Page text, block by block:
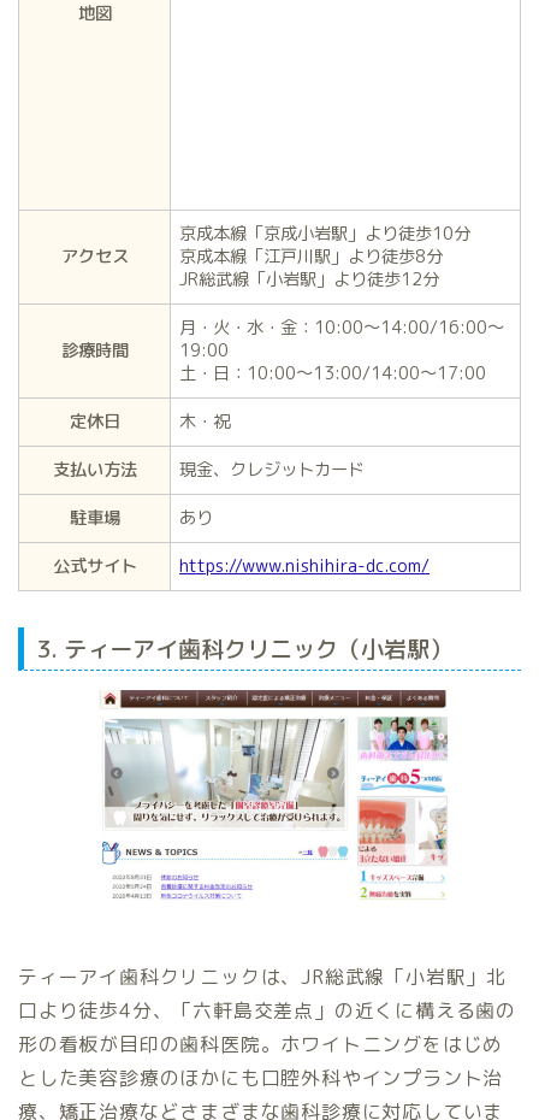
地図
アクセス
京成本線「京成小岩駅」より徒歩10分
京成本線「江戸川駅」より徒歩8分
JR総武線「小岩駅」より徒歩12分
診療時間
月・火・水・金：10:00～14:00/16:00～
19:00
土・日：10:00～13:00/14:00～17:00
定休日
木・祝
支払い方法
現金、クレジットカード
駐車場
あり
公式サイト
https://www.nishihira-dc.com/
3. ティーアイ歯科クリニック（小岩駅）
ティーアイ歯科クリニックは、JR総武線「小岩駅」北
口より徒歩4分、「六軒島交差点」の近くに構える歯の
形の看板が目印の歯科医院。ホワイトニングをはじめ
とした美容診療のほかにも口腔外科やインプラント治
療、矯正治療などさまざまな歯科診療に対応していま